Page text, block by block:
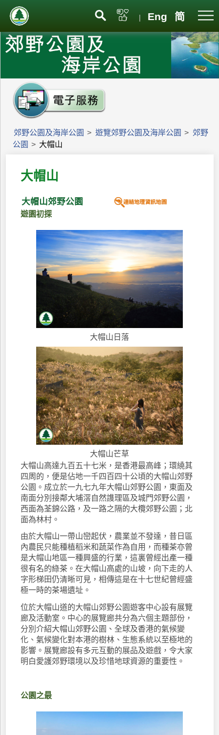
| Eng 简
郊野公園及海岸公園 > 遊覽郊野公園及海岸公園 > 郊野
公園 > 大帽山
大帽山
大帽山郊野公園
遊園初探
大帽山日落
大帽山芒草
大帽山高達九百五十七米，是香港最高峰；環繞其
四周的，便是佔地一千四百四十公頃的大帽山郊野
公園。成立於一九七九年大帽山郊野公園，東面及
南面分別接鄰大埔滘自然謢理區及城門郊野公園，
西面為荃錦公路，及一路之隔的大欖郊野公園；北
面為林村。
由於大帽山一帶山巒起伏，農業並不發達，昔日區
內農民只能種植稻米和蔬菜作為自用，而種茶亦曾
是大帽山地區一種興盛的行業，這裏曾經出產一種
很有名的綠茶。在大帽山高處的山坡，向下走的人
字形梯田仍清晰可見，相傳這是在十七世紀曾經盛
極一時的茶場遺址。
位於大帽山道的大帽山郊野公園遊客中心設有展覽
廊及活動室。中心的展覽廊共分為六個主題部份，
分別介紹大帽山郊野公園、全球及香港的氣候變
化、氣候變化對本港的樹林、生態系統以至極地的
影響。展覽廊設有多元互動的展品及遊戲，令大家
明白愛護郊野環境以及珍惜地球資源的重要性。
公園之最